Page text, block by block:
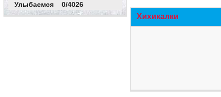
Улыбаемся 0/4026
Хихикалки